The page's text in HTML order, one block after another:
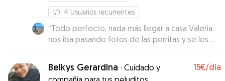
4 Usuarios recurrentes
“Todo perfecto, nada más llegar a casa Valeria
nos iba pasando fotos de las perritas y se les
veía tranquilas y contentas. Les puso el aire
acondicionado para que estuviesen agusto y a
Bimba le echó pollo mezclado con el pienso
Belkys Gerardina · Cuidado y
15€/día